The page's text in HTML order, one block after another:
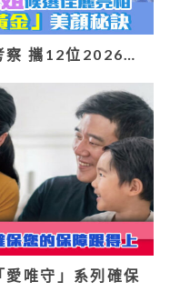
察 攜12位2026…
唯守」系列確保